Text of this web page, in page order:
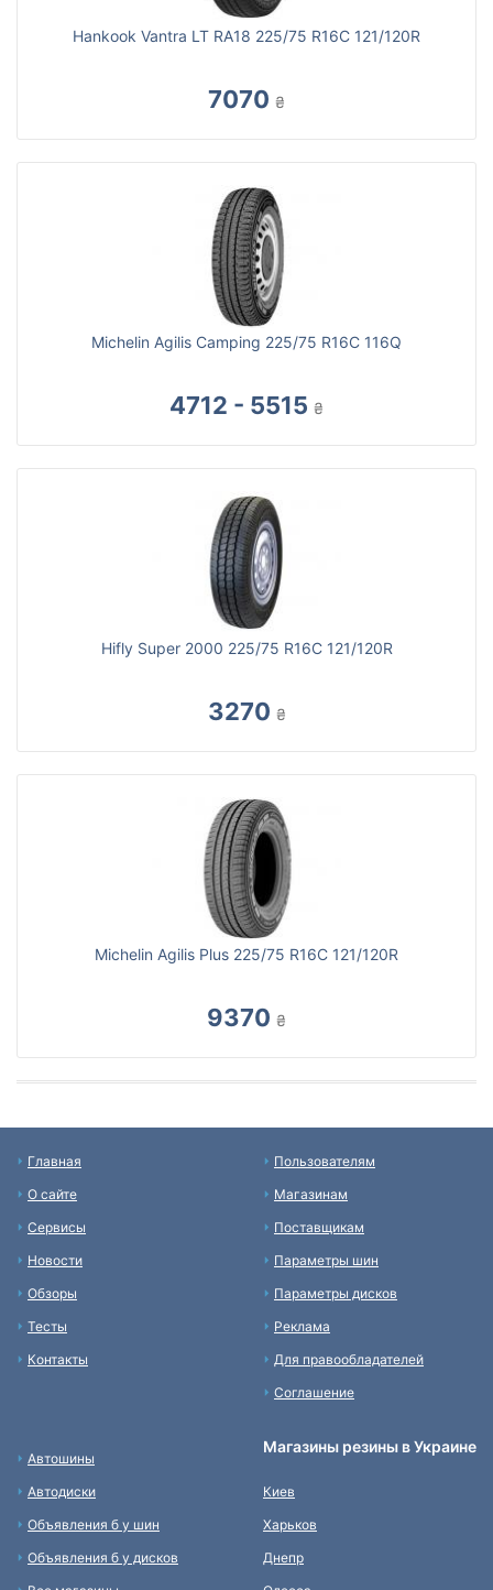
Hankook Vantra LT RA18 225/75 R16C 121/120R
7070 ₴
Michelin Agilis Camping 225/75 R16C 116Q
4712 - 5515 ₴
Hifly Super 2000 225/75 R16C 121/120R
3270 ₴
Michelin Agilis Plus 225/75 R16C 121/120R
9370 ₴
Главная
О сайте
Сервисы
Новости
Обзоры
Тесты
Контакты
Пользователям
Магазинам
Поставщикам
Параметры шин
Параметры дисков
Реклама
Для правообладателей
Соглашение
Автошины
Автодиски
Объявления б у шин
Объявления б у дисков
Магазины резины в Украине
Киев
Харьков
Днепр